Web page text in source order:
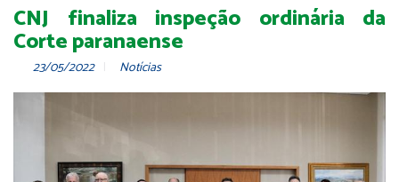
CNJ finaliza inspeção ordinária da
Corte paranaense
23/05/2022 Notícias